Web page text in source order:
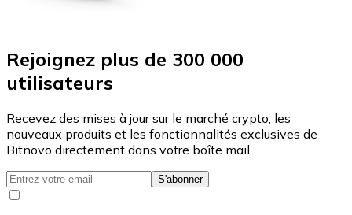
Rejoignez plus de 300 000
utilisateurs
Recevez des mises à jour sur le marché crypto, les
nouveaux produits et les fonctionnalités exclusives de
Bitnovo directement dans votre boîte mail.
S'abonner